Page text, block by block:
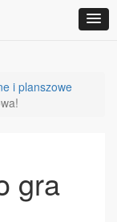
i planszowe
gra